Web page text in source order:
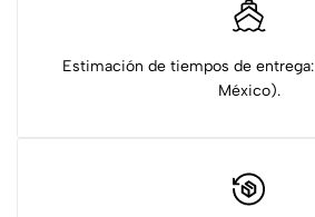
Estimación de tiempos de entrega:
México).